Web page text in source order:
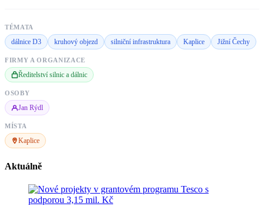
TÉMATA
dálnice D3 kruhový objezd silniční infrastruktura Kaplice Jižní Čechy
FIRMY A ORGANIZACE
Ředitelství silnic a dálnic
OSOBY
Jan Rýdl
MÍSTA
Kaplice
Aktuálně